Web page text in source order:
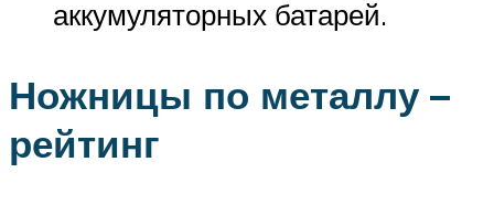
аккумуляторных батарей.
Ножницы по металлу –
рейтинг